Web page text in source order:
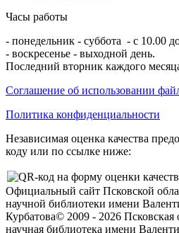
Часы работы
- понедельник - суббота - с 10.00
- воскресенье - выходной день.
Последний вторник каждого
Соглашение об использовании
Политика конфиденциальности
Независимая оценка качества
коду или по ссылке ниже:
Официальный сайт Псковской
научной библиотеки имени
Курбатова© 2009 - 2026 Псковская
научная библиотека имени